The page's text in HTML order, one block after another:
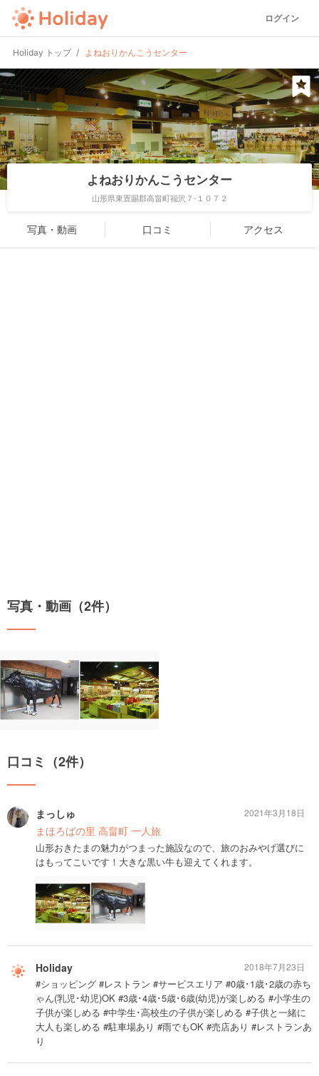
ログイン
Holiday トップ よねおりかんこうセンター
よねおりかんこうセンター
山形県東置賜郡高畠町福沢７-１０７２
写真・動画 口コミ アクセス
写真・動画（2件）
口コミ（2件）
まっしゅ
まほろばの里 高畠町 一人旅
山形おきたまの魅力がつまった施設なので、旅のおみやげ選びに
はもってこいです！大きな黒い牛も迎えてくれます。
2021年3月18日
Holiday
#ショッピング #レストラン #サービスエリア #0歳･1歳･2歳の赤ち
ゃん(乳児･幼児)OK #3歳･4歳･5歳･6歳(幼児)が楽しめる #小学生の
子供が楽しめる #中学生･高校生の子供が楽しめる #子供と一緒に
大人も楽しめる #駐車場あり #雨でもOK #売店あり #レストランあ
り
2018年7月23日